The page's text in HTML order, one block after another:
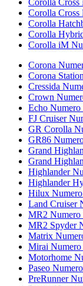
Corolla Cross
Corolla Cross
Corolla
Corolla
Corolla iM
Corona
Corona
Cressida
Crown
Echo Numero
FJ Cruiser
GR Corolla
GR86
Grand
Grand
Highlander
Highlander
Hilux
Land Cruiser
MR2 Numero
MR2 Spyder
Matrix
Mirai Numero
Motorhome
Paseo
PreRunner